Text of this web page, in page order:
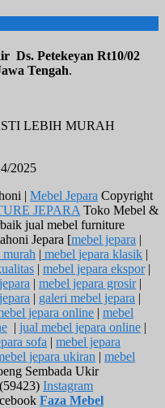
Ds. Petekeyan Rt10/02
Tengah.
LEBIH MURAH
2025
| Mebel Jepara Copyright
JEPARA Toko Mebel &
jual mebel furniture
Jepara [mebel jepara |
murah | mebel jepara klasik |
| mebel jepara ekspor|
| mebel jepara grosir|
| galeri mebel jepara |
jepara online | mebel
| jual mebel jepara online |
sofa | mebel jepara
jepara ukiran | mebel
Sembada Ukir
Instagram
Faza Mebel